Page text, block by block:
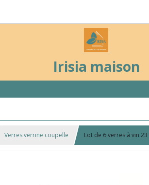
Irisia maison
Verres verrine coupelle Lot de 6 verres à vin